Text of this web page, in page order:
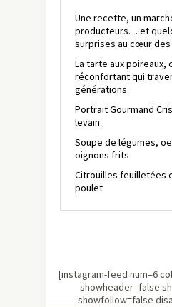
Une recette, un
producteurs… et
surprises au cœur
La tarte aux poireaux,
réconfortant qui
générations
Portrait Gourmand
levain
Soupe de légumes,
oignons frits
Citrouilles feuilletées
poulet
[instagram-feed num=6
showheader=false
showfollow=false